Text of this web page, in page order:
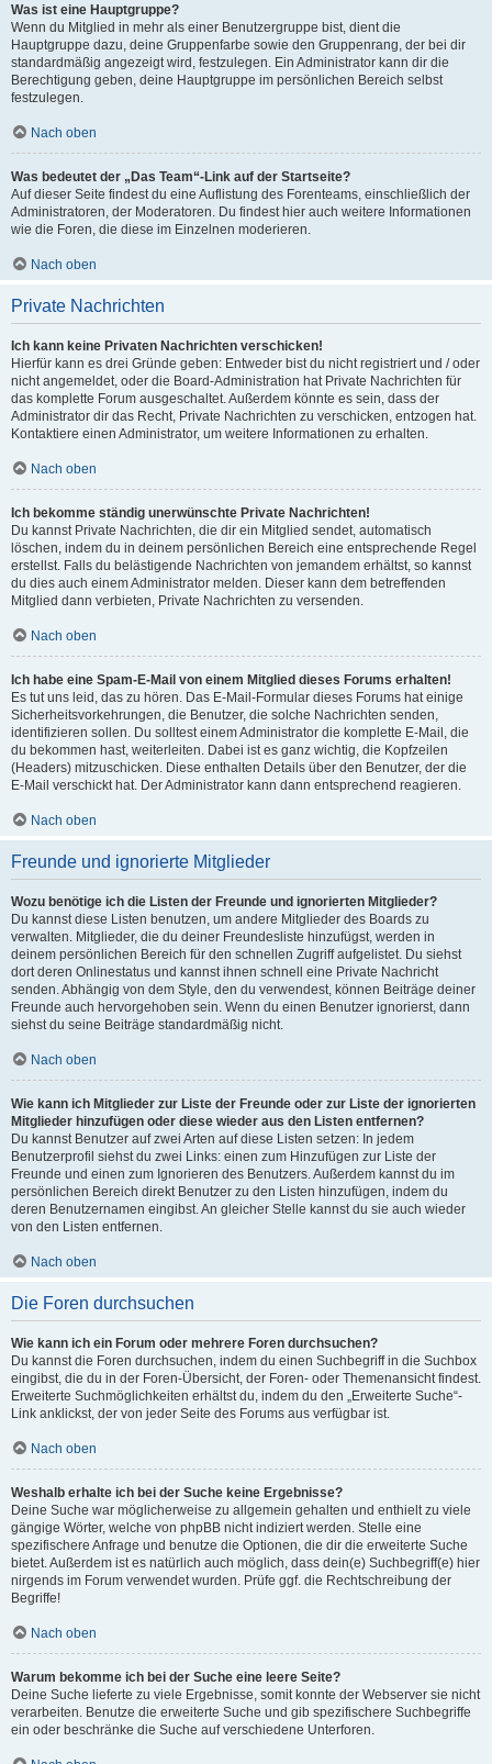
Was ist eine Hauptgruppe?
Wenn du Mitglied in mehr als einer Benutzergruppe bist, dient die
Hauptgruppe dazu, deine Gruppenfarbe sowie den Gruppenrang, der bei dir
standardmäßig angezeigt wird, festzulegen. Ein Administrator kann dir die
Berechtigung geben, deine Hauptgruppe im persönlichen Bereich selbst
festzulegen.
Nach oben
Was bedeutet der „Das Team“-Link auf der Startseite?
Auf dieser Seite findest du eine Auflistung des Forenteams, einschließlich der
Administratoren, der Moderatoren. Du findest hier auch weitere Informationen
wie die Foren, die diese im Einzelnen moderieren.
Nach oben
Private Nachrichten
Ich kann keine Privaten Nachrichten verschicken!
Hierfür kann es drei Gründe geben: Entweder bist du nicht registriert und / oder
nicht angemeldet, oder die Board-Administration hat Private Nachrichten für
das komplette Forum ausgeschaltet. Außerdem könnte es sein, dass der
Administrator dir das Recht, Private Nachrichten zu verschicken, entzogen hat.
Kontaktiere einen Administrator, um weitere Informationen zu erhalten.
Nach oben
Ich bekomme ständig unerwünschte Private Nachrichten!
Du kannst Private Nachrichten, die dir ein Mitglied sendet, automatisch
löschen, indem du in deinem persönlichen Bereich eine entsprechende Regel
erstellst. Falls du belästigende Nachrichten von jemandem erhältst, so kannst
du dies auch einem Administrator melden. Dieser kann dem betreffenden
Mitglied dann verbieten, Private Nachrichten zu versenden.
Nach oben
Ich habe eine Spam-E-Mail von einem Mitglied dieses Forums erhalten!
Es tut uns leid, das zu hören. Das E-Mail-Formular dieses Forums hat einige
Sicherheitsvorkehrungen, die Benutzer, die solche Nachrichten senden,
identifizieren sollen. Du solltest einem Administrator die komplette E-Mail, die
du bekommen hast, weiterleiten. Dabei ist es ganz wichtig, die Kopfzeilen
(Headers) mitzuschicken. Diese enthalten Details über den Benutzer, der die
E-Mail verschickt hat. Der Administrator kann dann entsprechend reagieren.
Nach oben
Freunde und ignorierte Mitglieder
Wozu benötige ich die Listen der Freunde und ignorierten Mitglieder?
Du kannst diese Listen benutzen, um andere Mitglieder des Boards zu
verwalten. Mitglieder, die du deiner Freundesliste hinzufügst, werden in
deinem persönlichen Bereich für den schnellen Zugriff aufgelistet. Du siehst
dort deren Onlinestatus und kannst ihnen schnell eine Private Nachricht
senden. Abhängig von dem Style, den du verwendest, können Beiträge deiner
Freunde auch hervorgehoben sein. Wenn du einen Benutzer ignorierst, dann
siehst du seine Beiträge standardmäßig nicht.
Nach oben
Wie kann ich Mitglieder zur Liste der Freunde oder zur Liste der ignorierten
Mitglieder hinzufügen oder diese wieder aus den Listen entfernen?
Du kannst Benutzer auf zwei Arten auf diese Listen setzen: In jedem
Benutzerprofil siehst du zwei Links: einen zum Hinzufügen zur Liste der
Freunde und einen zum Ignorieren des Benutzers. Außerdem kannst du im
persönlichen Bereich direkt Benutzer zu den Listen hinzufügen, indem du
deren Benutzernamen eingibst. An gleicher Stelle kannst du sie auch wieder
von den Listen entfernen.
Nach oben
Die Foren durchsuchen
Wie kann ich ein Forum oder mehrere Foren durchsuchen?
Du kannst die Foren durchsuchen, indem du einen Suchbegriff in die Suchbox
eingibst, die du in der Foren-Übersicht, der Foren- oder Themenansicht findest.
Erweiterte Suchmöglichkeiten erhältst du, indem du den „Erweiterte Suche“-
Link anklickst, der von jeder Seite des Forums aus verfügbar ist.
Nach oben
Weshalb erhalte ich bei der Suche keine Ergebnisse?
Deine Suche war möglicherweise zu allgemein gehalten und enthielt zu viele
gängige Wörter, welche von phpBB nicht indiziert werden. Stelle eine
spezifischere Anfrage und benutze die Optionen, die dir die erweiterte Suche
bietet. Außerdem ist es natürlich auch möglich, dass dein(e) Suchbegriff(e) hier
nirgends im Forum verwendet wurden. Prüfe ggf. die Rechtschreibung der
Begriffe!
Nach oben
Warum bekomme ich bei der Suche eine leere Seite?
Deine Suche lieferte zu viele Ergebnisse, somit konnte der Webserver sie nicht
verarbeiten. Benutze die erweiterte Suche und gib spezifischere Suchbegriffe
ein oder beschränke die Suche auf verschiedene Unterforen.